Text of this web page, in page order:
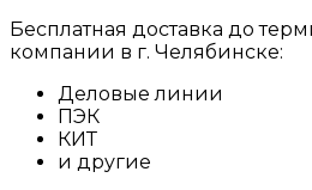
Бесплатная доставка до
компании в г. Челябинске:
Деловые линии
ПЭК
КИТ
и другие